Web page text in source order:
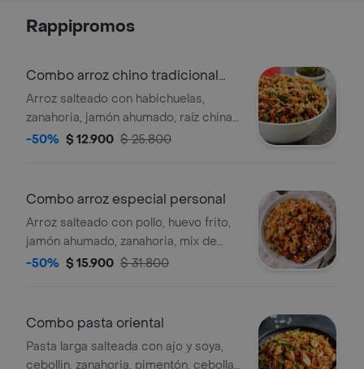
Rappipromos
Combo arroz chino tradicional
personal
Arroz salteado con habichuelas,
zanahoria, jamón ahumado, raíz china
y cebollin en salsa soya, acompañado
-50% $ 12.900 $ 25.800
Combo arroz especial personal
Arroz salteado con pollo, huevo frito,
jamón ahumado, zanahoria, mix de
verdura, cebollín y raíz china, en salsa
-50% $ 15.900 $ 31.800
Combo pasta oriental
Pasta larga salteada con ajo y soya,
cebollin, zanahoria, pimentón, cebolla,